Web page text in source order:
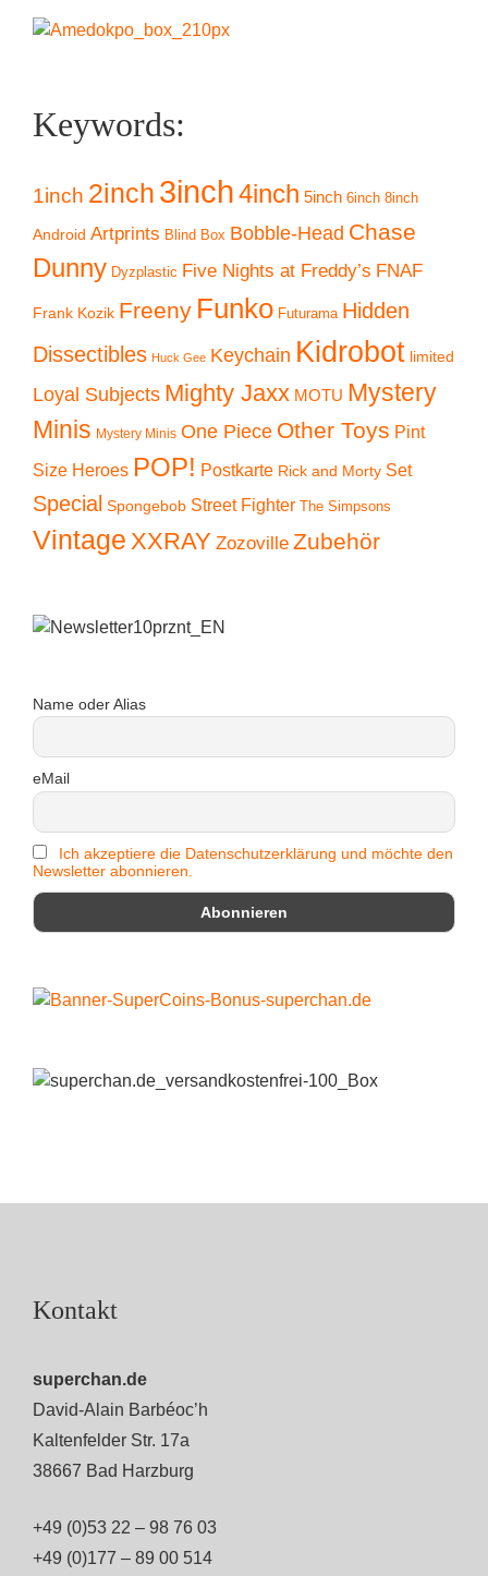
Keywords:
1inch 2inch 3inch4inch 5inch 6inch 8inch
Android Artprints Blind Box Bobble-Head Chase
Dunny Dyzplastic Five Nights at Freddy’s FNAF
Frank Kozik Freeny Funko Futurama Hidden
Dissectibles Huck Gee Keychain Kidrobot limited
Loyal Subjects Mighty Jaxx MOTU Mystery
Minis Mystery Minis One Piece Other Toys Pint
Size Heroes POP! Postkarte Rick and Morty Set
Special Spongebob Street Fighter The Simpsons
Vintage XXRAY Zozoville Zubehör
Name oder Alias
eMail
Ich akzeptiere die Datenschutzerklärung und möchte den
Newsletter abonnieren.
Kontakt
superchan.de
David-Alain Barbéoc’h
Kaltenfelder Str. 17a
38667 Bad Harzburg
+49 (0)53 22 – 98 76 03
+49 (0)177 – 89 00 514